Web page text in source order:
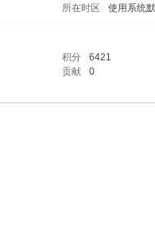
所在时区 使用系统
积分
6421
贡献 0